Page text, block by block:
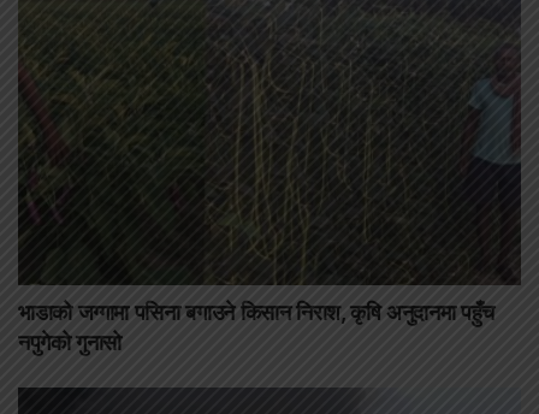
भाडाको जग्गामा पसिना बगाउने किसान निराश, कृषि अनुदानमा पहुँच
नपुगेको गुनासो